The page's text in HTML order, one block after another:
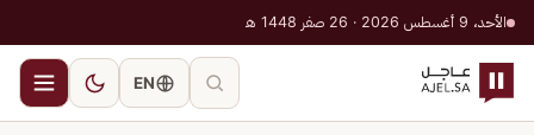
الأحد، 9 أغسطس 2026 · 26 صفر 1448 هـ
EN